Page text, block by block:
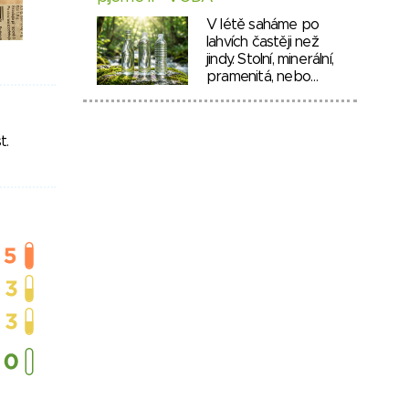
V létě saháme po
lahvích častěji než
jindy. Stolní, minerální,
pramenitá, nebo…